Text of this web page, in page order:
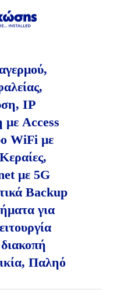
IP
Access
WiFi με
με 5G
Backup
για
Παληό